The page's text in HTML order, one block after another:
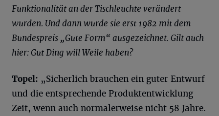
Funktionalität an der Tischleuchte verändert
wurden. Und dann wurde sie erst 1982 mit dem
Bundespreis „Gute Form“ ausgezeichnet. Gilt auch
hier: Gut Ding will Weile haben?
Topel: „Sicherlich brauchen ein guter Entwurf
und die entsprechende Produktentwicklung
Zeit, wenn auch normalerweise nicht 58 Jahre.